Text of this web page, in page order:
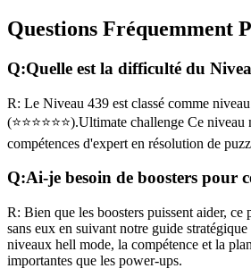
Questions Fréquemment
Q:Quelle est la difficulté du
R: Le Niveau 439 est classé comme niveau
(⭐⭐⭐⭐⭐⭐).Ultimate challenge Ce niveau
compétences d'expert en résolution de
Q:Ai-je besoin de boosters pour
R: Bien que les boosters puissent aider, ce
sans eux en suivant notre guide
niveaux hell mode, la compétence et la
importantes que les power-ups.